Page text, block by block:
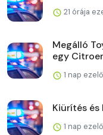
21 órája
Megálló
egy
1 nap
Kiürítés és
1 nap